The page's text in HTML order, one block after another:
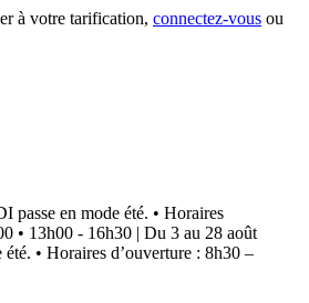
à votre tarification, connectez-vous ou
passe en mode été. • Horaires
• 13h00 - 16h30 | Du 3 au 28 août
été. • Horaires d’ouverture : 8h30 –